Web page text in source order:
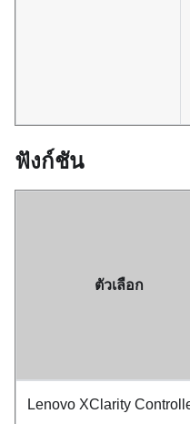
ฟังก์ชัน
ตัวเลือก
Lenovo XClarity